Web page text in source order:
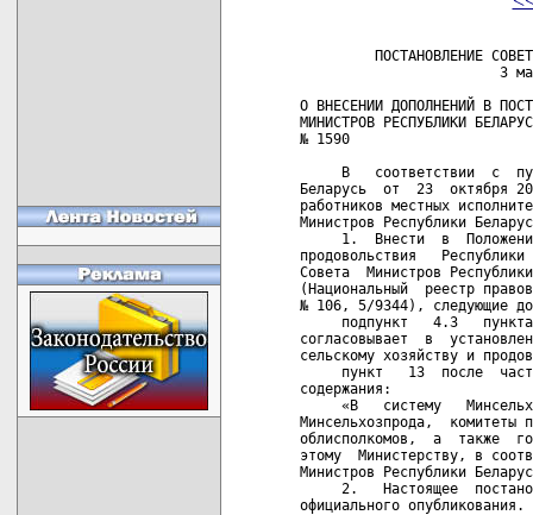
ПОСТАНОВЛЕНИЕ
3
О ВНЕСЕНИИ ДОПОЛНЕНИЙ В
МИНИСТРОВ РЕСПУБЛИКИ
№ 1590
В   соответствии  с
Беларусь  от  23  октября
работников местных
Министров Республики
1.  Внести  в
продовольствия
Совета  Министров
(Национальный  реестр
№ 106, 5/9344), следующие
подпункт   4.3
согласовывает  в
сельскому хозяйству и
пункт   13  после
содержания:
«В   систему
Минсельхозпрода,  комитеты
облисполкомов,  а  также
этому  Министерству, в
Министров Республики
2.   Настоящее
официального опубликования.